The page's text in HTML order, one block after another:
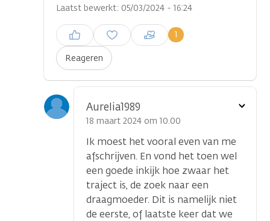
Laatst bewerkt: 05/03/2024 - 16:24
Reageren
1
Inloggen om een reactie te
plaatsen
Aurelia1989
18 maart 2024 om 10.00
Ik moest het vooral even van me
afschrijven. En vond het toen wel
een goede inkijk hoe zwaar het
traject is, de zoek naar een
draagmoeder. Dit is namelijk niet
de eerste, of laatste keer dat we
Toon